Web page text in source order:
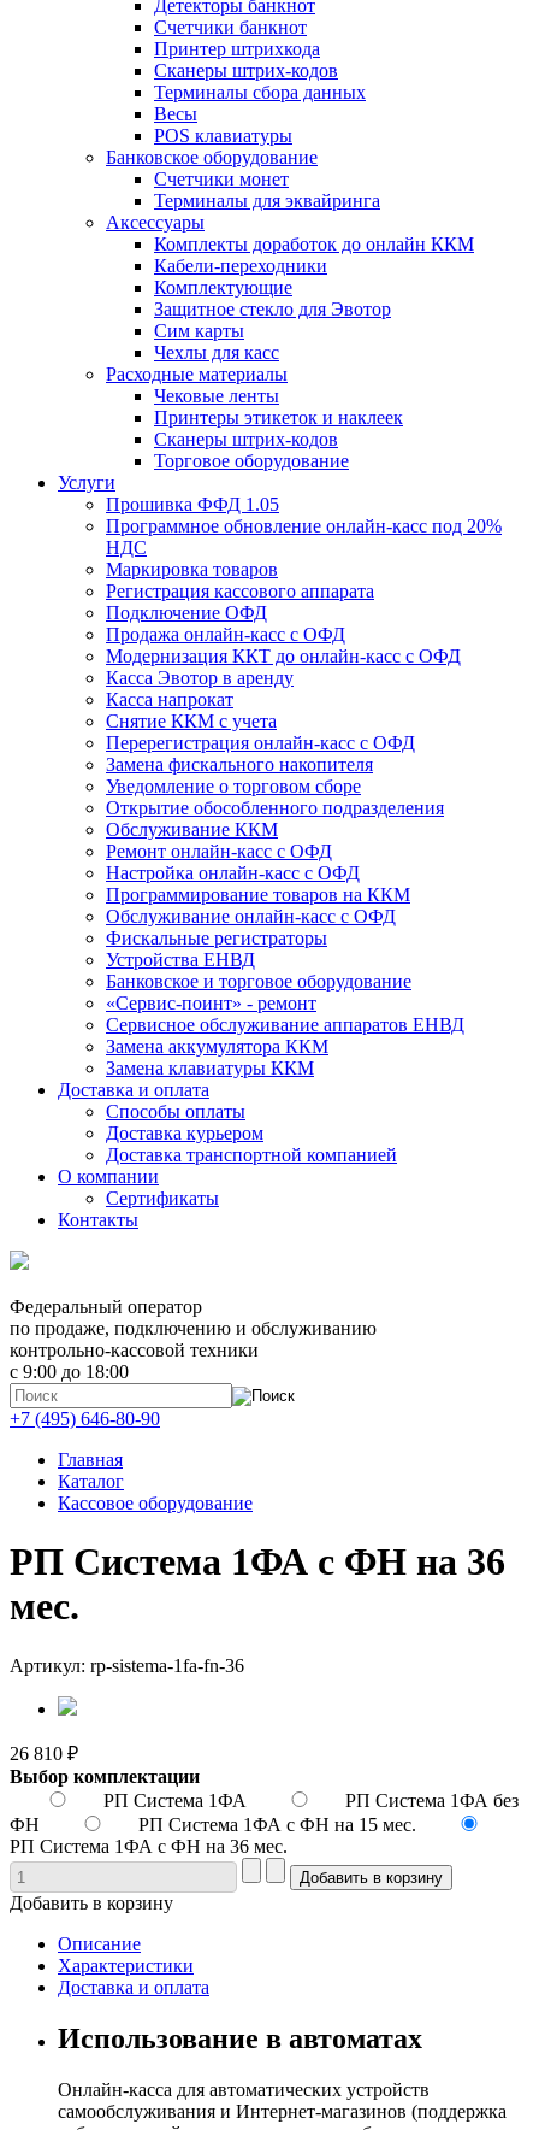
Детекторы банкнот
Счетчики банкнот
Принтер штрихкода
Сканеры штрих-кодов
Терминалы сбора данных
Весы
POS клавиатуры
Банковское оборудование
Счетчики монет
Терминалы для эквайринга
Аксессуары
Комплекты доработок до онлайн ККМ
Кабели-переходники
Комплектующие
Защитное стекло для Эвотор
Сим карты
Чехлы для касс
Расходные материалы
Чековые ленты
Принтеры этикеток и наклеек
Сканеры штрих-кодов
Торговое оборудование
Услуги
Прошивка ФФД 1.05
Программное обновление онлайн-касс под 20%
НДС
Маркировка товаров
Регистрация кассового аппарата
Подключение ОФД
Продажа онлайн-касс с ОФД
Модернизация ККТ до онлайн-касс с ОФД
Касса Эвотор в аренду
Касса напрокат
Снятие ККМ с учета
Перерегистрация онлайн-касс с ОФД
Замена фискального накопителя
Уведомление о торговом сборе
Открытие обособленного подразделения
Обслуживание ККМ
Ремонт онлайн-касс с ОФД
Настройка онлайн-касс с ОФД
Программирование товаров на ККМ
Обслуживание онлайн-касс с ОФД
Фискальные регистраторы
Устройства ЕНВД
Банковское и торговое оборудование
«Сервис-поинт» - ремонт
Сервисное обслуживание аппаратов ЕНВД
Замена аккумулятора ККМ
Замена клавиатуры ККМ
Доставка и оплата
Способы оплаты
Доставка курьером
Доставка транспортной компанией
О компании
Сертификаты
Контакты
Федеральный оператор
по продаже, подключению и обслуживанию
контрольно-кассовой техники
с 9:00 до 18:00
+7 (495) 646-80-90
Главная
Каталог
Кассовое оборудование
РП Система 1ФА с ФН на 36
мес.
Артикул: rp-sistema-1fa-fn-36
26 810 ₽
Выбор комплектации
РП Система 1ФА
РП Система 1ФА без
ФН
РП Система 1ФА с ФН на 15 мес.
РП Система 1ФА с ФН на 36 мес.
Добавить в корзину
Описание
Характеристики
Доставка и оплата
Использование в автоматах
Онлайн-касса для автоматических устройств
самообслуживания и Интернет-магазинов (поддержка